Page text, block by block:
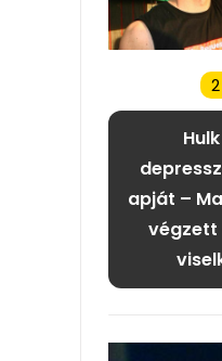
apját –
végzett